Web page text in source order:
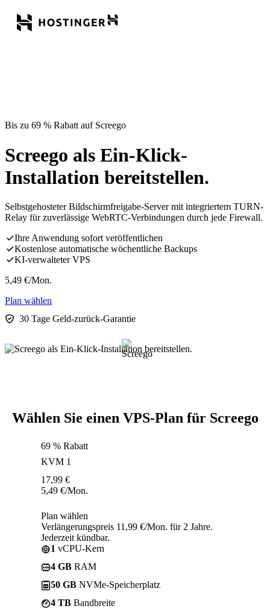
Bis zu 69 % Rabatt auf Screego
Screego als Ein-Klick-
Installation bereitstellen.
Selbstgehosteter Bildschirmfreigabe-Server mit integriertem TURN-
Relay für zuverlässige WebRTC-Verbindungen durch jede Firewall.
Ihre Anwendung sofort veröffentlichen
Kostenlose automatische wöchentliche Backups
KI-verwalteter VPS
5,49 €/Mon.
Plan wählen
30 Tage Geld-zurück-Garantie
Wählen Sie einen VPS-Plan für Screego
69 % Rabatt
KVM 1
17,99 €
5,49 €/Mon.
Plan wählen
Verlängerungspreis 11,99 €/Mon. für 2 Jahre.
Jederzeit kündbar.
1 vCPU-Kern
4 GB RAM
50 GB NVMe-Speicherplatz
4 TB Bandbreite